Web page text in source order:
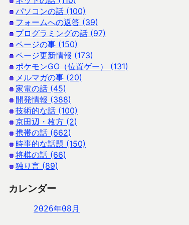
パソコンの話 (100)
フォームへの返答 (39)
プログラミングの話 (97)
ページの事 (150)
ページ更新情報 (173)
ポケモンGO（位置ゲー） (131)
メルマガの事 (20)
家電の話 (45)
開発情報 (388)
技術的な話 (100)
京田辺・枚方 (2)
携帯の話 (662)
時事的な話題 (150)
将棋の話 (66)
独り言 (89)
カレンダー
2026年08月